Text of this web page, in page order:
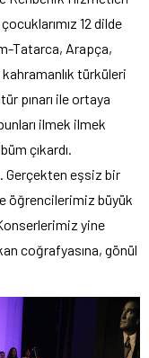
12 dilde
Tatarca, Arapça,
türküleri
pınarı ile ortaya
ilmek ilmek
çıkardı.
Gerçekten eşsiz bir
öğrencilerimiz büyük
yine
coğrafyasına, gönül